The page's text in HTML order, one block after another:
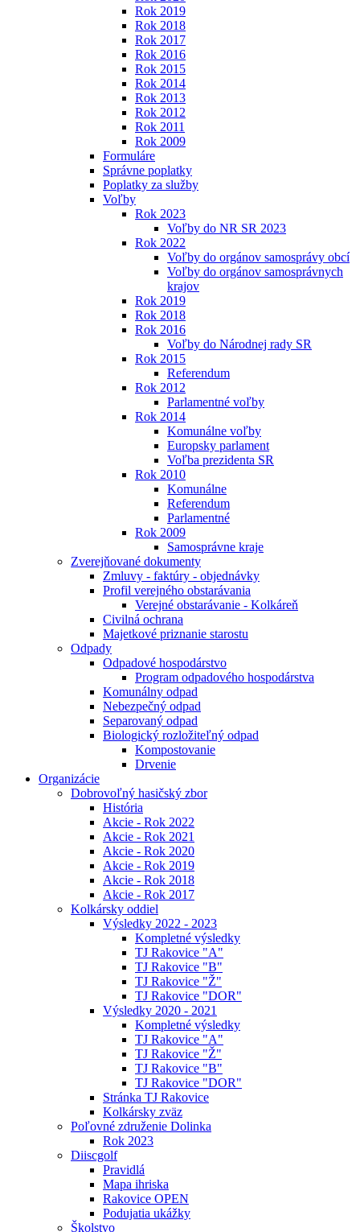
Rok 2019
Rok 2018
Rok 2017
Rok 2016
Rok 2015
Rok 2014
Rok 2013
Rok 2012
Rok 2011
Rok 2009
Formuláre
Správne poplatky
Poplatky za služby
Voľby
Rok 2023
Voľby do NR SR 2023
Rok 2022
Voľby do orgánov samosprávy obcí
Voľby do orgánov samosprávnych
krajov
Rok 2019
Rok 2018
Rok 2016
Voľby do Národnej rady SR
Rok 2015
Referendum
Rok 2012
Parlamentné voľby
Rok 2014
Komunálne voľby
Europsky parlament
Voľba prezidenta SR
Rok 2010
Komunálne
Referendum
Parlamentné
Rok 2009
Samosprávne kraje
Zverejňované dokumenty
Zmluvy - faktúry - objednávky
Profil verejného obstarávania
Verejné obstarávanie - Kolkáreň
Civilná ochrana
Majetkové priznanie starostu
Odpady
Odpadové hospodárstvo
Program odpadového hospodárstva
Komunálny odpad
Nebezpečný odpad
Separovaný odpad
Biologický rozložiteľný odpad
Kompostovanie
Drvenie
Organizácie
Dobrovoľný hasičský zbor
História
Akcie - Rok 2022
Akcie - Rok 2021
Akcie - Rok 2020
Akcie - Rok 2019
Akcie - Rok 2018
Akcie - Rok 2017
Kolkársky oddiel
Výsledky 2022 - 2023
Kompletné výsledky
TJ Rakovice "A"
TJ Rakovice "B"
TJ Rakovice "Ž"
TJ Rakovice "DOR"
Výsledky 2020 - 2021
Kompletné výsledky
TJ Rakovice "A"
TJ Rakovice "Ž"
TJ Rakovice "B"
TJ Rakovice "DOR"
Stránka TJ Rakovice
Kolkársky zväz
Poľovné združenie Dolinka
Rok 2023
Diiscgolf
Pravidlá
Mapa ihriska
Rakovice OPEN
Podujatia ukážky
Školstvo